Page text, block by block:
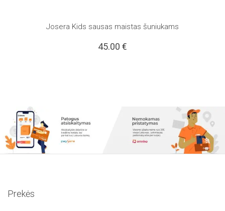
Josera Kids sausas maistas šuniukams
45.00 €
Prekės